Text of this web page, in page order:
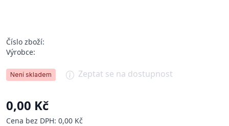
Číslo zboží:
Výrobce:
Není skladem Zeptat se na dostupnost
0,00 Kč
Cena bez DPH: 0,00 Kč